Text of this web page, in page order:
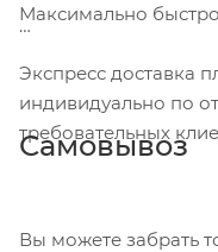
Максимально
Экспресс доставка
индивидуально по
требовательных
Самовывоз
Вы можете забрать